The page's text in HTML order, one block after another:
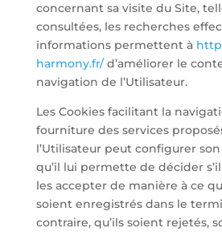
concernant sa visite du Site,
consultées, les recherches
informations permettent à
harmony.fr/d’améliorer le
navigation de l’Utilisateur.
Les Cookies facilitant la
fourniture des services
l’Utilisateur peut configurer
qu’il lui permette de décider
les accepter de manière à ce
soient enregistrés dans le
contraire, qu’ils soient rejetés,